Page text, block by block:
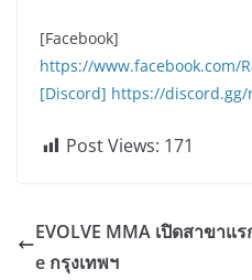
[Facebook]
https://www.facebook.com/
[Discord] https://discord.gg/
Post Views: 171
EVOLVE MMA เปิดสาขาแ
e กรุงเทพฯ